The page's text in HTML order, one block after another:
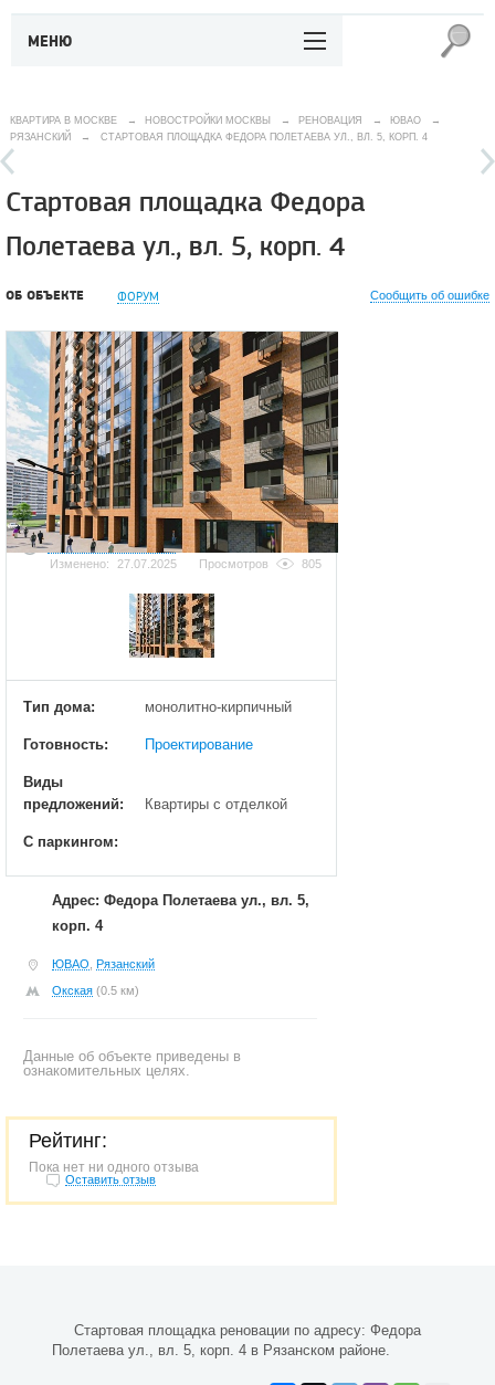
МЕНЮ
КВАРТИРА В МОСКВЕ → НОВОСТРОЙКИ МОСКВЫ → РЕНОВАЦИЯ → ЮВАО
→
РЯЗАНСКИЙ
→ СТАРТОВАЯ ПЛОЩАДКА ФЕДОРА ПОЛЕТАЕВА УЛ., ВЛ. 5, КОРП. 4
Стартовая площадка Федора
Полетаева ул., вл. 5, корп. 4
ОБ ОБЪЕКТЕ ФОРУМ Сообщить об ошибке
Добавить фотографию
Изменено:
27.07.2025 Просмотров 805
Тип дома: монолитно-кирпичный
Готовность: Проектирование
Виды
предложений:
Квартиры с отделкой
С паркингом:
Адрес: Федора Полетаева ул., вл. 5,
корп. 4
ЮВАО Рязанский
Окская (0.5 км)
Данные об объекте приведены в
ознакомительных целях.
Рейтинг:
Пока нет ни одного отзыва
Оставить отзыв
Стартовая площадка реновации по адресу: Федора
Полетаева ул., вл. 5, корп. 4 в Рязанском районе.